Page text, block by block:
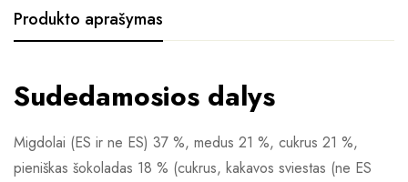
Produkto aprašymas
Sudedamosios dalys
Migdolai (ES ir ne ES) 37 %, medus 21 %, cukrus 21 %,
pieniškas šokoladas 18 % (cukrus, kakavos sviestas (ne ES